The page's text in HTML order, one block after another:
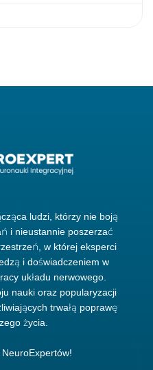
ludzi, którzy nie boją
i nieustannie poszerzać
w której eksperci
i doświadczeniem w
układu nerwowego.
nauki oraz popularyzacji
trwałą poprawę
życia.